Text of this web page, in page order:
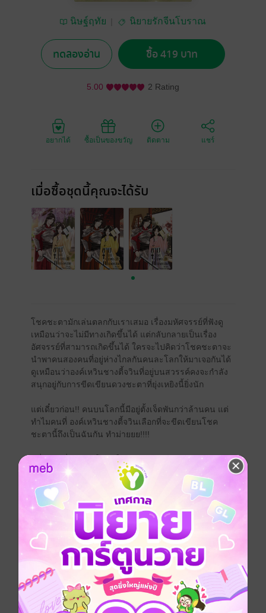
นิษฐ์ฤทัย นิยายรักจีนโบราณ
ทดลองอ่าน ซื้อ 419 บาท
5.00 2 Rating
อยากได้ ซื้อเป็นของขวัญ ติดตาม แชร์
เมื่อซื้อชุดนี้คุณจะได้รับ
โชคชะตามักเล่นตลกกับเราเสมอ เรื่องมหัศจรรย์ที่ฟังดู
เหมือนว่าจะไม่มีทางเกิดขึ้นได้ แต่กลับกลายเป็นเรื่อง
อัศจรรย์ที่สามารถเกิดขึ้นได้ ใครจะไปคิดว่าโชคชะตาจะ
นำพาคนสองคนที่อยู่ห่างไกลกันคนละโลกให้มาเจอกันได้
ดูเหมือนว่าองค์เหวินชางตี้จวินที่อยู่บนสวรรค์คงจะกำลัง
สนุกอยู่กับการขีดเขียนดวงชะตาที่ยุ่งเหยิงนี้ยิ่งนัก
แต่เดี๋ยวก่อน!! คนบนโลกนี้มีอยู่ตั้งเจ็ดพันกว่าล้านคน แต่
ทำไมคนที่ องค์เหวินชางตี้จวินเลือกที่จะขีดเขียนโชค
ชะตานี้ถึงเป็นฉันกัน ทำม่ายยย!!!!
หนึ่งชีวิตที่กำลังรุ่งโรจน์ในเส้นทางนักกีฬายิงธนูของ ฟาง
ซิน ต้องหยุดลง แต่อีกหนึ่งชีวิตกำลังเริ่มต้นขึ้น
ม่ายจริง!!! นี่มันคือเรื่องบ้าอะไรกันทำไมฉันถึงได้ตื่นมาอยู่
ในโลกของนิยายที่กำลังอ่านอยู่กันได้นะ แถมยังเป็นตัว
ละคร หยางเหมยหลิน ที่ไม่มีอยู่ในนิยายที่อ่านอีก นี่มัน
เรื่องบ้าอะไรกัน แล้วนี่ฉันต้องทนอยู่ในสภาพนี้ไปอีกนาน
แค่ไหนเนี่ยยยย.....
แต่เรื่องนั่นเอาไว้ก่อนเถิด เพราะตอนนี้ดูเหมือนว่าการ
ปรากฏตัวของฉันในฐานะตัวละครเหมยหลินนั้น จะได้
ทำให้เนื้อเรื่องภายในนิยายถูกเปลี่ยนแปลงไป เพราะใน
ตอนนี้ฉันได้ถูกดึงให้เข้ามาพัวพันกับการตามล่าหาตัวกบฏ